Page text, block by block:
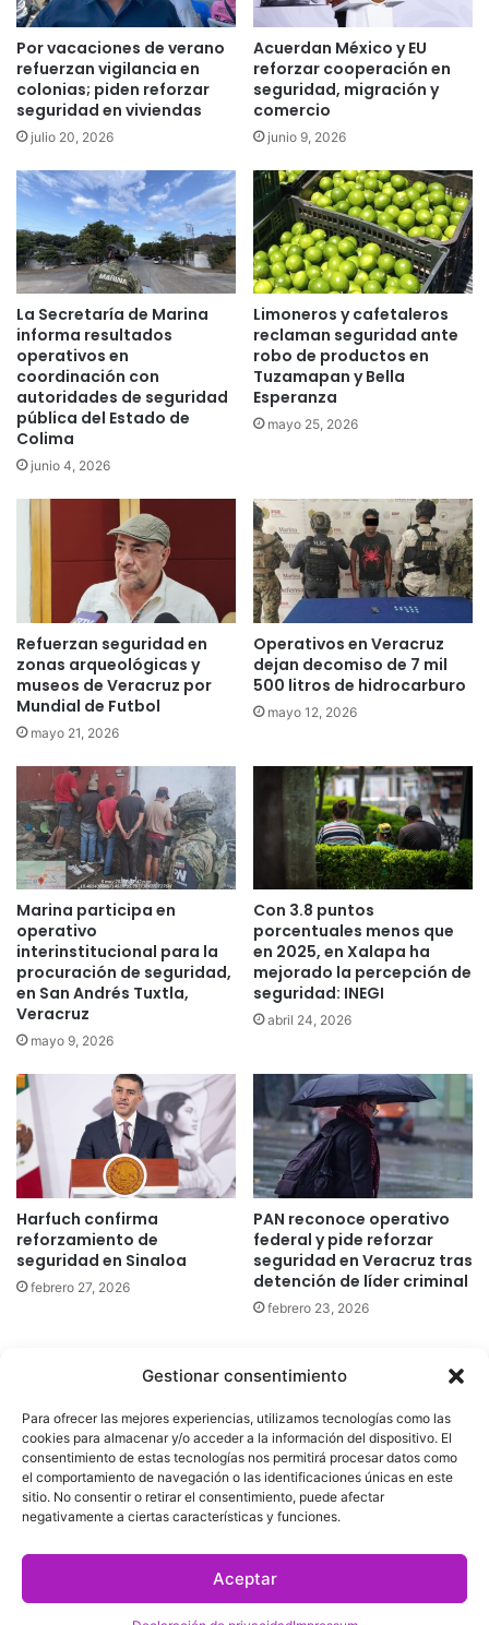
Gestionar consentimiento
Para ofrecer las mejores experiencias, utilizamos tecnologías como las
cookies para almacenar y/o acceder a la información del dispositivo. El
consentimiento de estas tecnologías nos permitirá procesar datos como
el comportamiento de navegación o las identificaciones únicas en este
sitio. No consentir o retirar el consentimiento, puede afectar
negativamente a ciertas características y funciones.
Aceptar
Por vacaciones de verano
refuerzan vigilancia en
colonias; piden reforzar
seguridad en viviendas
julio 20, 2026
Acuerdan México y EU
reforzar cooperación en
seguridad, migración y
comercio
junio 9, 2026
La Secretaría de Marina
informa resultados
operativos en
coordinación con
autoridades de seguridad
pública del Estado de
Colima
junio 4, 2026
Limoneros y cafetaleros
reclaman seguridad ante
robo de productos en
Tuzamapan y Bella
Esperanza
mayo 25, 2026
Refuerzan seguridad en
zonas arqueológicas y
museos de Veracruz por
Mundial de Futbol
mayo 21, 2026
Operativos en Veracruz
dejan decomiso de 7 mil
500 litros de hidrocarburo
mayo 12, 2026
Marina participa en
operativo
interinstitucional para la
procuración de seguridad,
en San Andrés Tuxtla,
Veracruz
mayo 9, 2026
Con 3.8 puntos
porcentuales menos que
en 2025, en Xalapa ha
mejorado la percepción de
seguridad: INEGI
abril 24, 2026
Harfuch confirma
reforzamiento de
seguridad en Sinaloa
febrero 27, 2026
PAN reconoce operativo
federal y pide reforzar
seguridad en Veracruz tras
detención de líder criminal
febrero 23, 2026
derechos reservados
|Aviso de Privacidad|Política de Cookies|Defensoría de la
Audiencia|
Facebook
X YouTube